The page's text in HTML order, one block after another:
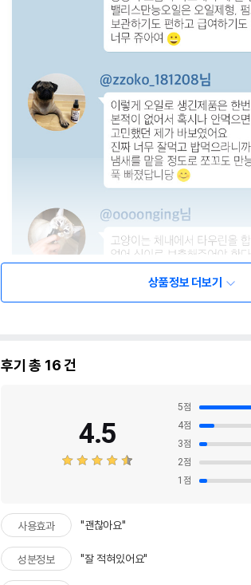
상품정보 더보기
후기 총 16건
4.5
5점
4점
3점
2점
1 점
사용효과 "괜찮아요"
성분정보 "잘 적혀있어요"